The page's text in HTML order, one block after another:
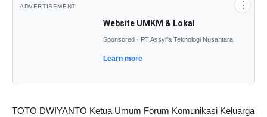
ADVERTISEMENT ⋮
Website UMKM & Lokal
Sponsored · PT Assyifa Teknologi Nusantara
Learn more
TOTO DWIYANTO Ketua Umum Forum Komunikasi Keluarga